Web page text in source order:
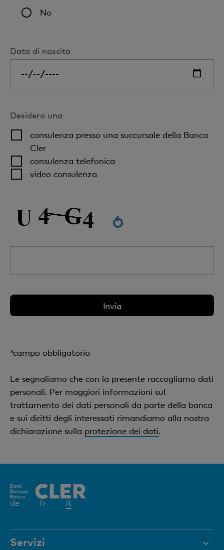
No
Data di nascita
Desidero una
consulenza presso una succursale della Banca
Cler
consulenza telefonica
video consulenza
*campo obbligatorio
Le segnaliamo che con la presente raccogliamo dati
personali. Per maggiori informazioni sul
trattamento dei dati personali da parte della banca
e sui diritti degli interessati rimandiamo alla nostra
dichiarazione sulla protezione dei dati.
de fr itElemento
Servizi